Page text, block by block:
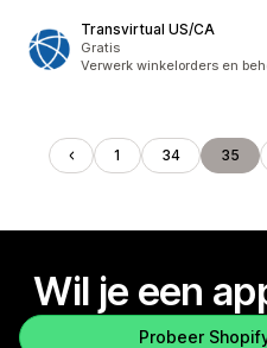
Transvirtual US/CA
Gratis
Verwerk winkelorders en
1 34 35
Wil je een
Probeer